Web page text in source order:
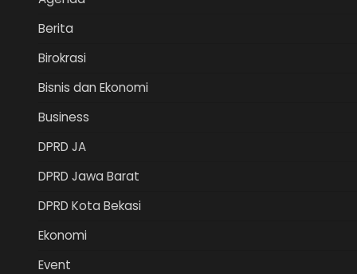
Berita
Birokrasi
Bisnis dan Ekonomi
Business
DPRD JA
DPRD Jawa Barat
DPRD Kota Bekasi
Ekonomi
Event